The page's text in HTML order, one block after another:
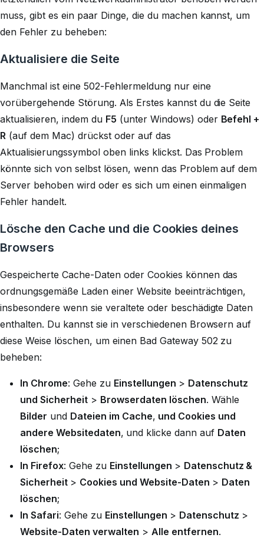
muss, gibt es ein paar Dinge, die du machen kannst, um
den Fehler zu beheben:
Aktualisiere die Seite
Manchmal ist eine 502-Fehlermeldung nur eine
vorübergehende Störung. Als Erstes kannst du die Seite
aktualisieren, indem du F5 (unter Windows) oder Befehl +
R (auf dem Mac) drückst oder auf das
Aktualisierungssymbol oben links klickst. Das Problem
könnte sich von selbst lösen, wenn das Problem auf dem
Server behoben wird oder es sich um einen einmaligen
Fehler handelt.
Lösche den Cache und die Cookies deines
Browsers
Gespeicherte Cache-Daten oder Cookies können das
ordnungsgemäße Laden einer Website beeinträchtigen,
insbesondere wenn sie veraltete oder beschädigte Daten
enthalten. Du kannst sie in verschiedenen Browsern auf
diese Weise löschen, um einen Bad Gateway 502 zu
beheben:
In Chrome: Gehe zu Einstellungen > Datenschutz
und Sicherheit> Browserdaten löschen. Wähle
Bilder und Dateien im Cache, und Cookies und
andere Websitedaten, und klicke dann auf Daten
löschen;
In Firefox: Gehe zu Einstellungen > Datenschutz &
Sicherheit > Cookies und Website-Daten > Daten
löschen;
In Safari: Gehe zu Einstellungen > Datenschutz >
Website-Daten verwalten > Alle entfernen.